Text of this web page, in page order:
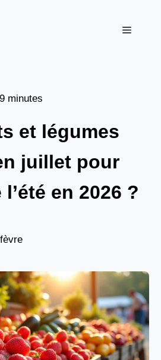
Menu
minutes
et légumes
juillet pour
en 2026 ?